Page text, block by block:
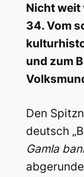
Nicht weit
34. Vom
und zum
Den
deutsch
Gamla